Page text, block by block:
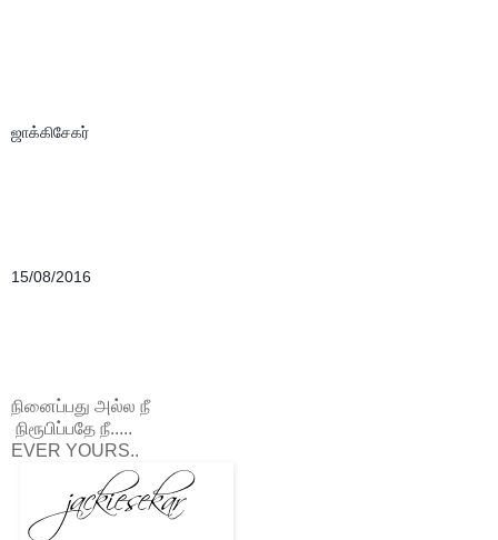
ஜாக்கிசேகர்
15/08/2016
நினைப்பது அல்ல நீ
நிரூபிப்பதே நீ.....
EVER YOURS..